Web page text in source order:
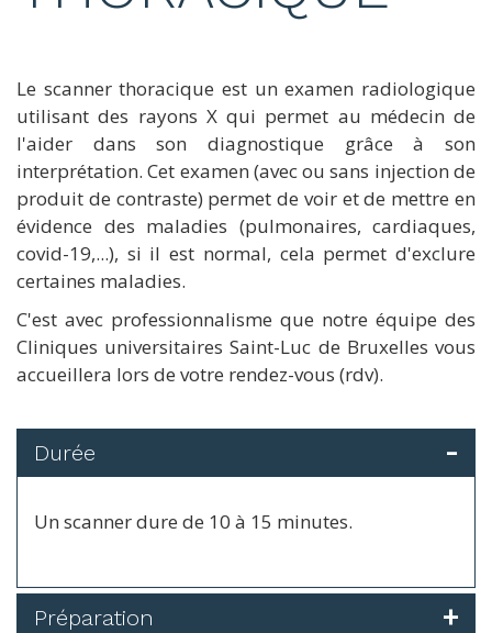
Le scanner thoracique est un examen radiologique
utilisant des rayons X qui permet au médecin de
l'aider dans son diagnostique grâce à son
interprétation. Cet examen (avec ou sans injection de
produit de contraste) permet de voir et de mettre en
évidence des maladies (pulmonaires, cardiaques,
covid-19,...), si il est normal, cela permet d'exclure
certaines maladies.
C'est avec professionnalisme que notre équipe des
Cliniques universitaires Saint-Luc de Bruxelles vous
accueillera lors de votre rendez-vous (rdv).
Durée
Un scanner dure de 10 à 15 minutes.
Préparation